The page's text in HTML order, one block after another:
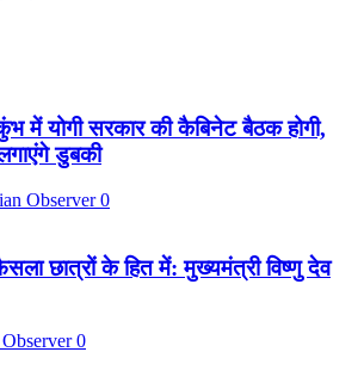
में योगी सरकार की कैबिनेट बैठक होगी,
डुबकी
Observer0
छात्रों के हित में: मुख्यमंत्री विष्णु देव
0